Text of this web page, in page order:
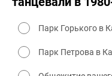
Парк Горького в
Парк Петрова в